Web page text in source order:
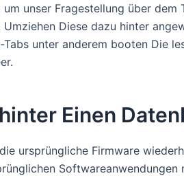
um unser Fragestellung über
Umziehen Diese dazu hinter
unter anderem booten Die
Einen
ursprüngliche Firmware